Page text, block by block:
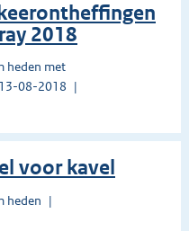
2018
heden met
08-2018
voor kavel
heden